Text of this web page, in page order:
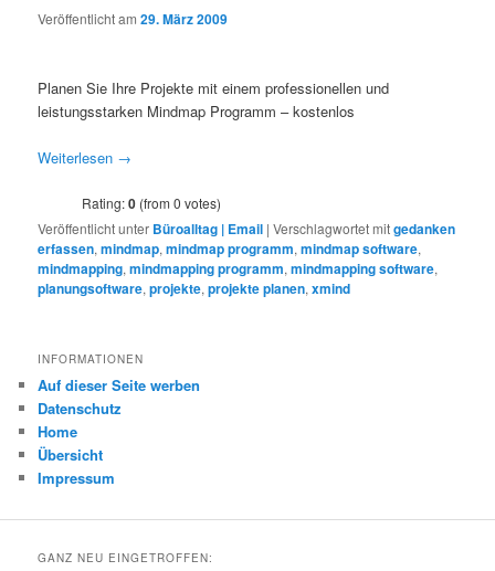
Veröffentlicht am29. März 2009
Planen Sie Ihre Projekte mit einem professionellen und
leistungsstarken Mindmap Programm – kostenlos
Weiterlesen →
Rating:0 (from 0 votes)
Veröffentlicht unter Büroalltag | Email |Verschlagwortet mitgedanken
erfassen,mindmap,mindmap programm,mindmap software,
mindmapping,mindmapping programm,mindmapping software,
planungsoftware,projekte,projekte planen,xmind
INFORMATIONEN
Auf dieser Seite werben
Datenschutz
Home
Übersicht
Impressum
GANZ NEU EINGETROFFEN: